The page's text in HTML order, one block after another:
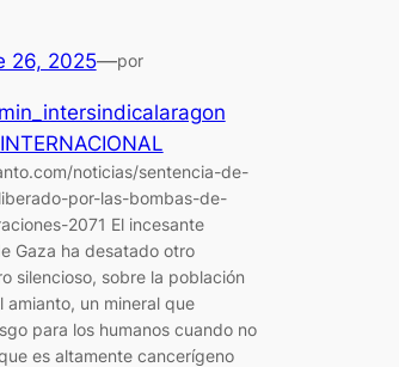
26, 2025—por
INTERNACIONAL
noticias/sentencia-de-
por-las-bombas-de-
2071 El incesante
Gaza ha desatado otro
silencioso, sobre la población
amianto, un mineral que
para los humanos cuando no
es altamente cancerígeno